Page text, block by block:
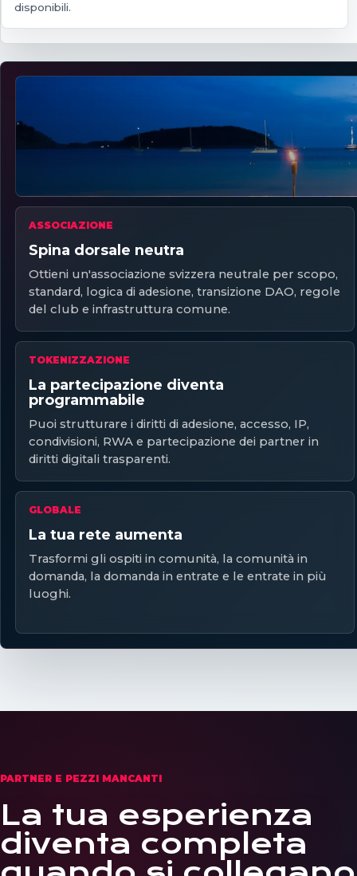
disponibili.
ASSOCIAZIONE
Spina dorsale neutra
Ottieni un'associazione svizzera neutrale per scopo,
standard, logica di adesione, transizione DAO, regole
del club e infrastruttura comune.
TOKENIZZAZIONE
La partecipazione diventa
programmabile
Puoi strutturare i diritti di adesione, accesso, IP,
condivisioni, RWA e partecipazione dei partner in
diritti digitali trasparenti.
GLOBALE
La tua rete aumenta
Trasformi gli ospiti in comunità, la comunità in
domanda, la domanda in entrate e le entrate in più
luoghi.
PARTNER E PEZZI MANCANTI
La tua esperienza
diventa completa